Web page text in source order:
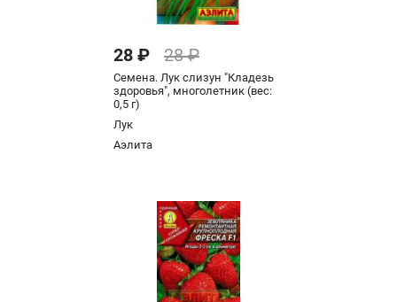
28 ₽ 28 ₽
Семена. Лук слизун "Кладезь
здоровья", многолетник (вес:
0,5 г)
Лук
Аэлита